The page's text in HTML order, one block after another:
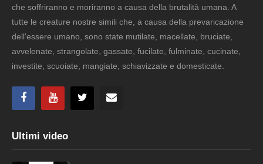
che soffriranno e moriranno a causa della brutalità umana. A
tutte le creature nostre simili che, a causa della prevaricazione
dell'essere umano, sono state mutilate, macellate, bruciate,
avvelenate, strangolate, gassate, fucilate, fulminate, cucinate,
investite, scuoiate, mangiate, schiavizzate e domesticate.
Ultimi video